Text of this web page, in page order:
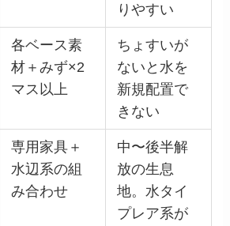
りやすい
各ベース素
材＋みず×2
マス以上
ちょすいが
ないと水を
新規配置で
きない
専用家具＋
水辺系の組
み合わせ
中〜後半解
放の生息
地。水タイ
プレア系が